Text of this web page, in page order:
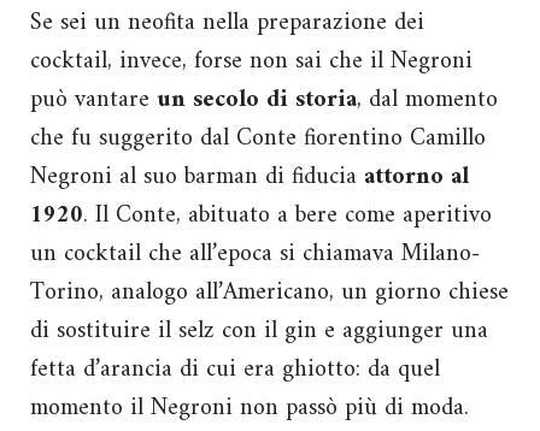
Se sei un neofita nella preparazione dei
cocktail, invece, forse non sai che il Negroni
può vantare un secolo di storia, dal momento
che fu suggerito dal Conte fiorentino Camillo
Negroni al suo barman di fiducia attorno al
1920. Il Conte, abituato a bere come aperitivo
un cocktail che all’epoca si chiamava Milano-
Torino, analogo all’Americano, un giorno chiese
di sostituire il selz con il gin e aggiunger una
fetta d’arancia di cui era ghiotto: da quel
momento il Negroni non passò più di moda.